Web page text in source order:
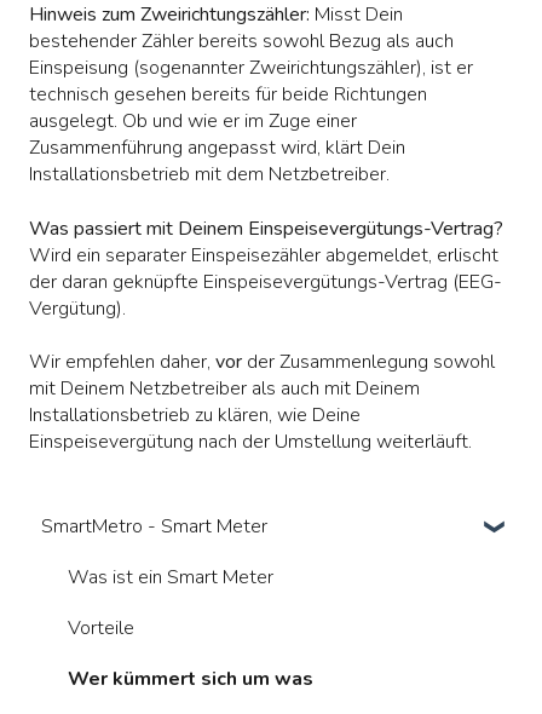
Hinweis zum Zweirichtungszähler: Misst Dein
bestehender Zähler bereits sowohl Bezug als auch
Einspeisung (sogenannter Zweirichtungszähler), ist er
technisch gesehen bereits für beide Richtungen
ausgelegt. Ob und wie er im Zuge einer
Zusammenführung angepasst wird, klärt Dein
Installationsbetrieb mit dem Netzbetreiber.
Was passiert mit Deinem Einspeisevergütungs-Vertrag?
Wird ein separater Einspeisezähler abgemeldet, erlischt
der daran geknüpfte Einspeisevergütungs-Vertrag (EEG-
Vergütung).
Wir empfehlen daher, vor der Zusammenlegung sowohl
mit Deinem Netzbetreiber als auch mit Deinem
Installationsbetrieb zu klären, wie Deine
Einspeisevergütung nach der Umstellung weiterläuft.
SmartMetro - Smart Meter
Was ist ein Smart Meter
Vorteile
Wer kümmert sich um was